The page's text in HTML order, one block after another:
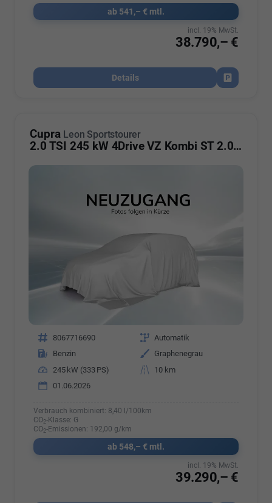
ab 541,– € mtl.
38.790,– €
incl. 19% MwSt.
Details
Fahrzeug
Cupra Leon Sportstourer
2.0 TSI 245 kW 4Drive VZ Kombi ST 2.0TSI AHK Sound ACC
Fahrzeugnr. 8067716690 Getriebe Automatik
Kraftstoff
Benzin Außenfarbe
Graphenegrau
Leistung
245 kW (333 PS) Kilometerstand
10 km
01.06.2026
Verbrauch kombiniert: 8,40 l/100km
CO2-Klasse: G
CO2-Emissionen: 192,00 g/km
ab 548,– € mtl.
39.290,– €
incl. 19% MwSt.